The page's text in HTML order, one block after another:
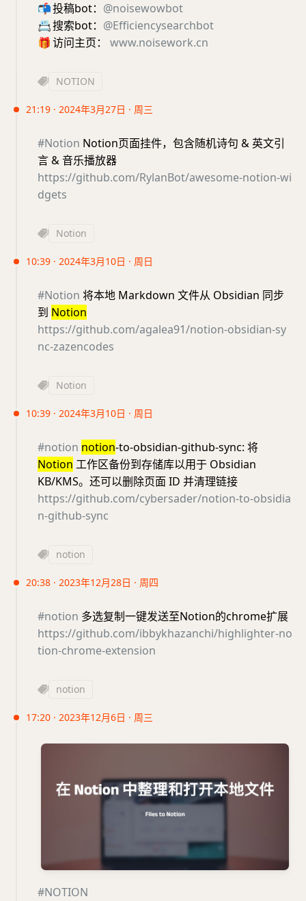
📬投稿bot： @noisewowbot
📇搜索bot： @Efficiencysearchbot
🎁访问主页： www.noisework.cn
NOTION
21:19 · 2024年3月27日 · 周三
#Notion Notion页面挂件，包含随机诗句 & 英文引
言 & 音乐播放器
https://github.com/RylanBot/awesome-notion-wi
dgets
Notion
10:39 · 2024年3月10日 · 周日
#Notion 将本地 Markdown 文件从 Obsidian 同步
到 Notion
https://github.com/agalea91/notion-obsidian-sy
nc-zazencodes
Notion
10:39 · 2024年3月10日 · 周日
#notion notion-to-obsidian-github-sync: 将
Notion 工作区备份到存储库以用于 Obsidian
KB/KMS。还可以删除页面 ID 并清理链接
https://github.com/cybersader/notion-to-obsidia
n-github-sync
notion
20:38 · 2023年12月28日 · 周四
#notion 多选复制一键发送至Notion的chrome扩展
https://github.com/ibbykhazanchi/highlighter-no
tion-chrome-extension
notion
17:20 · 2023年12月6日 · 周三
#NOTION